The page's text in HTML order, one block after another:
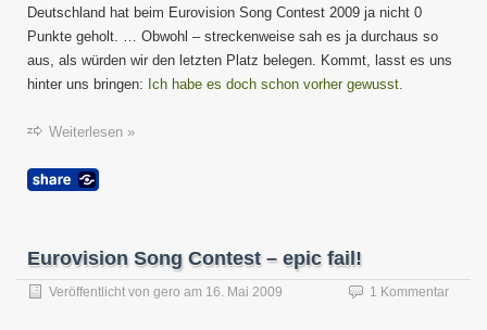
Deutschland hat beim Eurovision Song Contest 2009 ja nicht 0
Punkte geholt. … Obwohl – streckenweise sah es ja durchaus so
aus, als würden wir den letzten Platz belegen. Kommt, lasst es uns
hinter uns bringen: Ich habe es doch schon vorher gewusst.
Weiterlesen »
Eurovision Song Contest – epic fail!
Veröffentlicht von gero am 16. Mai 2009 1 Kommentar